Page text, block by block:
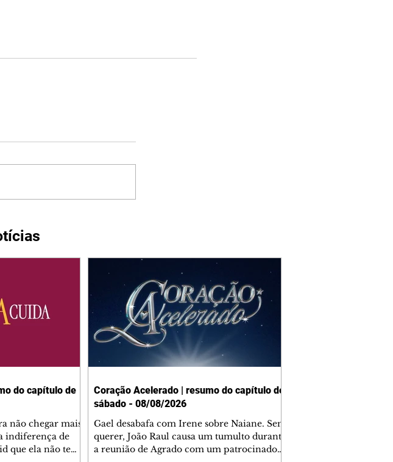
do capítulo de
não chegar mais
indiferença de
que ela não tem
Coração Acelerado | resumo do capítulo de
sábado - 08/08/2026
Gael desabafa com Irene sobre Naiane. Sem
querer, João Raul causa um tumulto durante
a reunião de Agrado com um patrocinador.